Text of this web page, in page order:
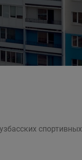
спортивных